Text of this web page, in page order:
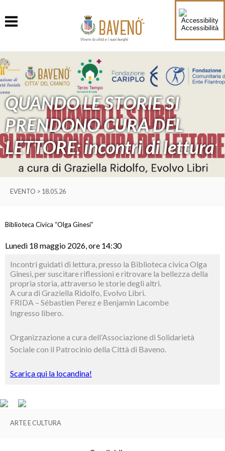
Accessibilità
Vivere la città e i suoi borghi
QUANDO LE STORIE SI
PRENDONO CURA DEL
LETTORE: incontri di lettura
EVENTO > 18.05.26
Biblioteca Civica “Olga Ginesi”
Lunedì 18 maggio 2026, ore 14:30
Incontri guidati di lettura, presso la Biblioteca civica Olga
Ginesi, per suscitare riflessioni e ritrovare la bellezza della
propria storia, attraverso le storie degli altri.
A cura di Graziella Ridolfo, Evolvo Libri.
FRIDA – Sébastien Perez e Benjamin Lacombe
Ingresso libero.
Organizzazione a cura dell’Associazione di Solidarietà
Sociale con il Patrocinio della Città di Baveno.
Scarica qui la locandina!
ARTE E CULTURA